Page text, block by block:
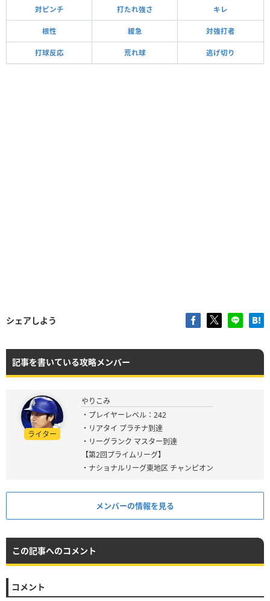
対ピンチ 打たれ強さ キレ
根性 緩急 対強打者
打球反応 荒れ球 逃げ切り
シェアしよう
記事を書いている攻略メンバー
ライター
やりこみ
・プレイヤーレベル：242
・リアタイ プラチナ到達
・リーグランク マスター到達
【第2回プライムリーグ】
・ナショナルリーグ東地区 チャンピオン
メンバーの情報を見る
この記事へのコメント
コメント